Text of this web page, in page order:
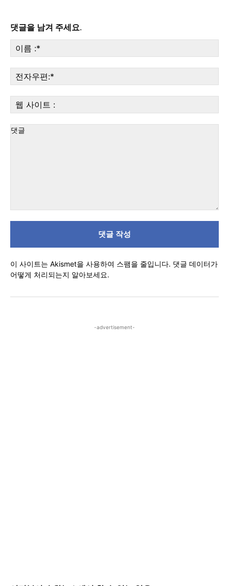
댓글을 남겨 주세요.
름
:*
자
우
사
이
이 사이트는 Akismet을 사용하여 스팸을 줄입니다. 댓글 데이터가
어떻게 처리되는지 알아보세요.
-advertisement-